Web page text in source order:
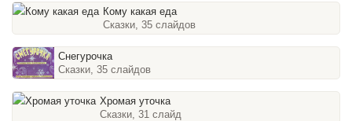
Кому какая еда
Сказки, 35 слайдов
Снегурочка
Сказки, 35 слайдов
Хромая уточка
Сказки, 31 слайд